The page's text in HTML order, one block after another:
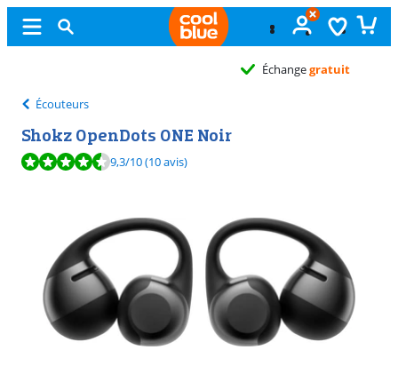
gratuit
Écouteurs
Shokz OpenDots ONE Noir
La note est de 9,3 sur 10, basée sur 10 avis.
9,3/10(10 avis)